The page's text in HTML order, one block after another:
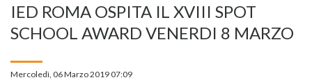
IED ROMA OSPITA IL XVIII SPOT
SCHOOL AWARD VENERDI 8 MARZO
Mercoledì, 06 Marzo 2019 07:09